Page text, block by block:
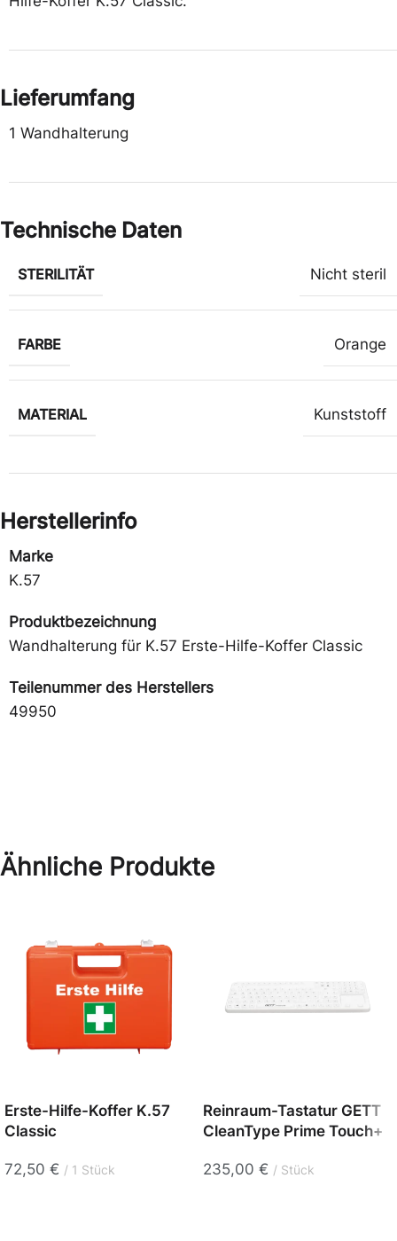
Lieferumfang
1 Wandhalterung
Technische Daten
STERILITÄT Nicht steril
FARBE Orange
MATERIAL Kunststoff
Herstellerinfo
Marke
K.57
Produktbezeichnung
Wandhalterung für K.57 Erste-Hilfe-Koffer Classic
Teilenummer des Herstellers
49950
Ähnliche Produkte
Erste-Hilfe-Koffer K.57
Classic
72,50 € 1 Stück
Reinraum-Tastatur GETT
CleanType Prime Touch+
235,00 € Stück